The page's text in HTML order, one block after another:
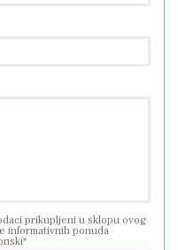
prikupljeni u sklopu ovog
informativnih ponuda